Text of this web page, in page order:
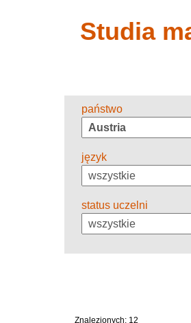
Studia
państwo
język
status uczelni
Znalezionych: 12